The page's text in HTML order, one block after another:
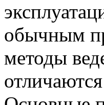
обычным
методы